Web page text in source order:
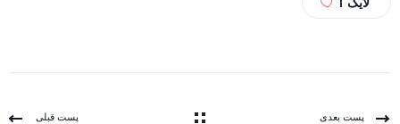
پست قبلی پست بعدی